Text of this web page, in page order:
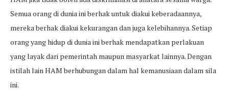
Semua orang di dunia ini berhak untuk diakui keberadaannya,
mereka berhak diakui kekurangan dan juga kelebihannya. Setiap
orang yang hidup di dunia ini berhak mendapatkan perlakuan
yang layak dari pemerintah maupun masyarkat lainnya. Dengan
istilah lain HAM berhubungan dalam hal kemanusiaan dalam sila
ini.